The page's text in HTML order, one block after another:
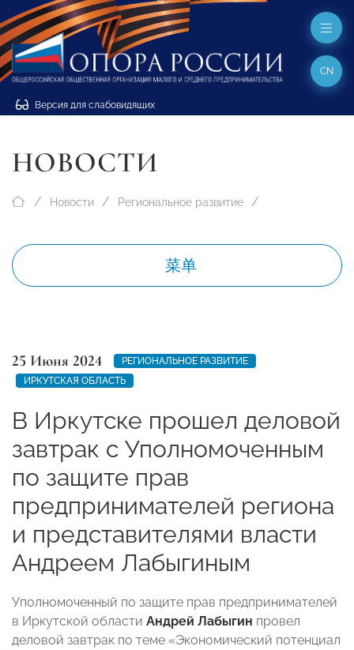
Версия для слабовидящих
CN
НОВОСТИ
Новости Региональное развитие
菜单
25 Июня 2024
РЕГИОНАЛЬНОЕ РАЗВИТИЕ
ИРКУТСКАЯ ОБЛАСТЬ
В Иркутске прошел деловой
завтрак с Уполномоченным
по защите прав
предпринимателей региона
и представителями власти
Андреем Лабыгиным
Уполномоченный по защите прав предпринимателей
в Иркутской области Андрей Лабыгин провел
деловой завтрак по теме «Экономический потенциал